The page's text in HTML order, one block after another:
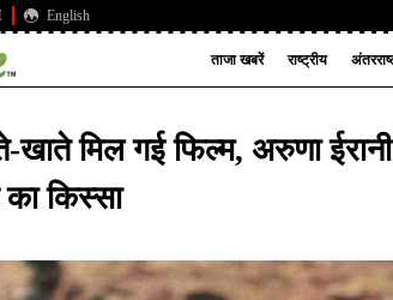
English
ताजा खबरें राष्ट्रीय
मिल गई फिल्म, अरुणा
किस्सा